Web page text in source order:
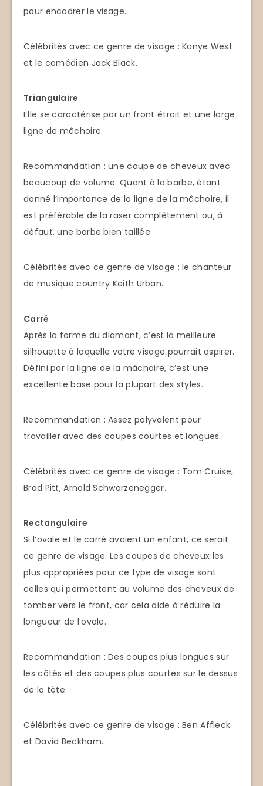
pour encadrer le visage.
Célébrités avec ce genre de visage : Kanye West
et le comédien Jack Black.
Triangulaire
Elle se caractérise par un front étroit et une large
ligne de mâchoire.
Recommandation : une coupe de cheveux avec
beaucoup de volume. Quant à la barbe, étant
donné l’importance de la ligne de la mâchoire, il
est préférable de la raser complètement ou, à
défaut, une barbe bien taillée.
Célébrités avec ce genre de visage : le chanteur
de musique country Keith Urban.
Carré
Après la forme du diamant, c’est la meilleure
silhouette à laquelle votre visage pourrait aspirer.
Défini par la ligne de la mâchoire, c’est une
excellente base pour la plupart des styles.
Recommandation : Assez polyvalent pour
travailler avec des coupes courtes et longues.
Célébrités avec ce genre de visage : Tom Cruise,
Brad Pitt, Arnold Schwarzenegger.
Rectangulaire
Si l’ovale et le carré avaient un enfant, ce serait
ce genre de visage. Les coupes de cheveux les
plus appropriées pour ce type de visage sont
celles qui permettent au volume des cheveux de
tomber vers le front, car cela aide à réduire la
longueur de l’ovale.
Recommandation : Des coupes plus longues sur
les côtés et des coupes plus courtes sur le dessus
de la tête.
Célébrités avec ce genre de visage : Ben Affleck
et David Beckham.